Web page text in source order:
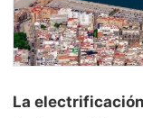
La